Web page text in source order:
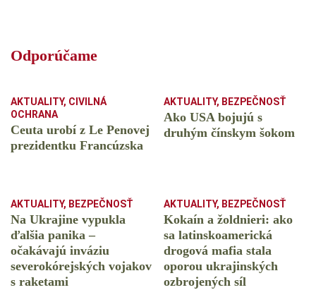
Odporúčame
AKTUALITY, CIVILNÁ
OCHRANA
Ceuta urobí z Le Penovej
prezidentku Francúzska
AKTUALITY, BEZPEČNOSŤ
Ako USA bojujú s
druhým čínskym šokom
AKTUALITY, BEZPEČNOSŤ
Na Ukrajine vypukla
ďalšia panika –
očakávajú inváziu
severokórejských vojakov
s raketami
AKTUALITY, BEZPEČNOSŤ
Kokaín a žoldnieri: ako
sa latinskoamerická
drogová mafia stala
oporou ukrajinských
ozbrojených síl